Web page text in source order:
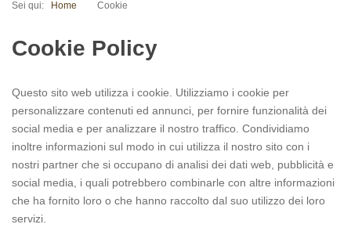
Sei qui: Home Cookie
Cookie Policy
Questo sito web utilizza i cookie. Utilizziamo i cookie per
personalizzare contenuti ed annunci, per fornire funzionalità dei
social media e per analizzare il nostro traffico. Condividiamo
inoltre informazioni sul modo in cui utilizza il nostro sito con i
nostri partner che si occupano di analisi dei dati web, pubblicità e
social media, i quali potrebbero combinarle con altre informazioni
che ha fornito loro o che hanno raccolto dal suo utilizzo dei loro
servizi.